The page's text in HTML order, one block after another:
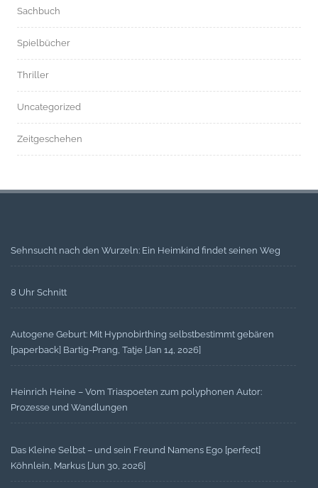
Sachbuch
Spielbücher
Thriller
Uncategorized
Zeitgeschehen
Sehnsucht nach den Wurzeln: Ein Heimkind findet seinen Weg
8 Uhr Schnitt
Autogene Geburt: Mit Hypnobirthing selbstbestimmt gebären
[paperback] Bartig-Prang, Tatje [Jan 14, 2026]
Heinrich Heine – Vom Triaspoeten zum polyphonen Autor:
Prozesse und Wandlungen
Das Kleine Selbst – und sein Freund Namens Ego [perfect]
Köhnlein, Markus [Jun 30, 2026]